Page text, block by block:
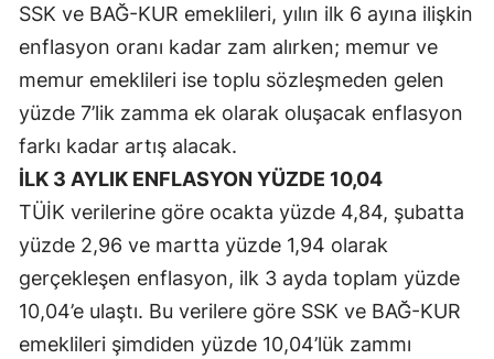
Kahramanmaraş
Mardin
Muğla
Nevşehir
Niğde
Rize
SSK ve BAĞ-KUR emeklileri, yılın ilk 6 ayına ilişkin
enflasyon oranı kadar zam alırken; memur ve
memur emeklileri ise toplu sözleşmeden gelen
yüzde 7’lik zamma ek olarak oluşacak enflasyon
farkı kadar artış alacak.
İLK 3 AYLIK ENFLASYON YÜZDE 10,04
TÜİK verilerine göre ocakta yüzde 4,84, şubatta
yüzde 2,96 ve martta yüzde 1,94 olarak
gerçekleşen enflasyon, ilk 3 ayda toplam yüzde
10,04’e ulaştı. Bu verilere göre SSK ve BAĞ-KUR
emeklileri şimdiden yüzde 10,04’lük zammı